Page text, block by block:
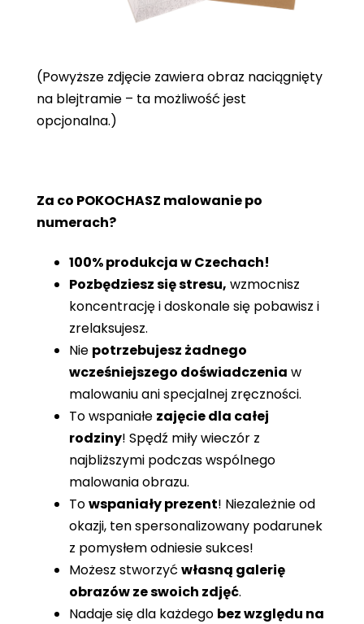
(Powyższe zdjęcie zawiera obraz naciągnięty
na blejtramie – ta możliwość jest
opcjonalna.)
Za co POKOCHASZ malowanie po
numerach?
100% produkcja w Czechach!
Pozbędziesz się stresu, wzmocnisz
koncentrację i doskonale się pobawisz i
zrelaksujesz.
Nie potrzebujesz żadnego
wcześniejszego doświadczenia w
malowaniu ani specjalnej zręczności.
To wspaniałe zajęcie dla całej
rodziny! Spędź miły wieczór z
najbliższymi podczas wspólnego
malowania obrazu.
Towspaniały prezent! Niezależnie od
okazji, ten spersonalizowany podarunek
z pomysłem odniesie sukces!
Możesz stworzyć własną galerię
obrazów ze swoich zdjęć.
Nadaje się dla każdego bez względu na